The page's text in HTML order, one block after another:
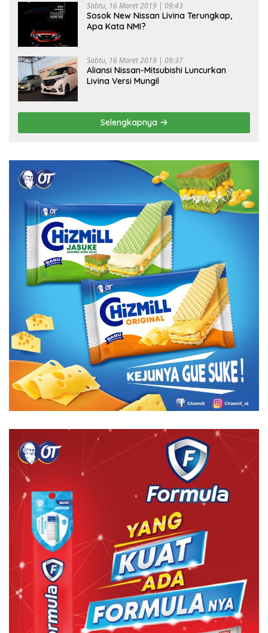
Sabtu, 16 Maret 2019 | 09:43
Sosok New Nissan Livina Terungkap,
Apa Kata NMI?
Sabtu, 16 Maret 2019 | 09:37
Aliansi Nissan-Mitsubishi Luncurkan
Livina Versi Mungil
Selengkapnya